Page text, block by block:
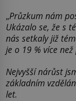
„Průzkum nám
Ukázalo se, že s
nás setkaly již
je o 19 % více
Nejvyšší nárůst
základním
let.